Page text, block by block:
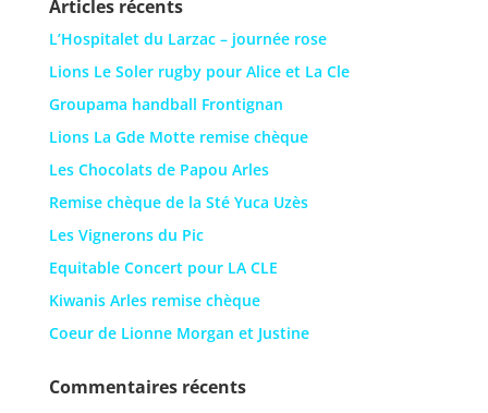
Articles récents
L’Hospitalet du Larzac – journée rose
Lions Le Soler rugby pour Alice et La Cle
Groupama handball Frontignan
Lions La Gde Motte remise chèque
Les Chocolats de Papou Arles
Remise chèque de la Sté Yuca Uzès
Les Vignerons du Pic
Equitable Concert pour LA CLE
Kiwanis Arles remise chèque
Coeur de Lionne Morgan et Justine
Commentaires récents